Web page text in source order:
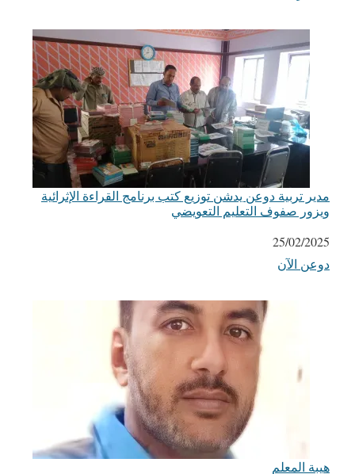
مدير تربية دوعن يدشن توزيع كتب برنامج القراءة الإثرائية
ويزور صفوف التعليم التعويضي
التاريخ
25/02/2025
في ما يتعلق بما يأتي
دوعن الآن
هيبة المعلم